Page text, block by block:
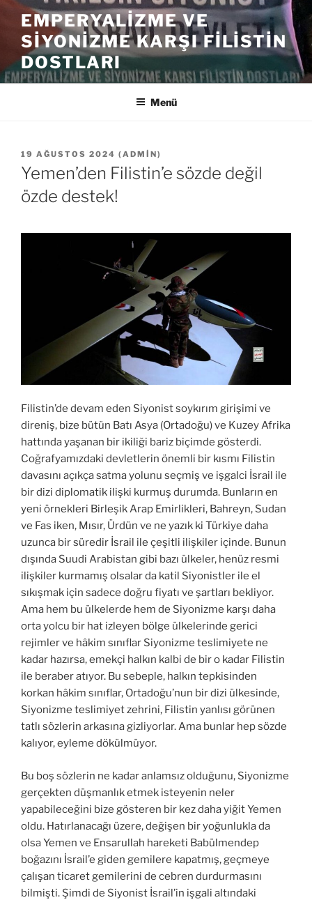
İçeriğe
EMPERYALIZME VE
SIYONIZME KARŞI FILISTIN
DOSTLARI
Menü
YAYIM
TARIHI
19 AĞUSTOS 2024 ( ADMIN)
Yemen’den Filistin’e sözde değil
özde destek!
Filistin’de devam eden Siyonist soykırım girişimi ve
direniş, bize bütün Batı Asya (Ortadoğu) ve Kuzey Afrika
hattında yaşanan bir ikiliği bariz biçimde gösterdi.
Coğrafyamızdaki devletlerin önemli bir kısmı Filistin
davasını açıkça satma yolunu seçmiş ve işgalci İsrail ile
bir dizi diplomatik ilişki kurmuş durumda. Bunların en
yeni örnekleri Birleşik Arap Emirlikleri, Bahreyn, Sudan
ve Fas iken, Mısır, Ürdün ve ne yazık ki Türkiye daha
uzunca bir süredir İsrail ile çeşitli ilişkiler içinde. Bunun
dışında Suudi Arabistan gibi bazı ülkeler, henüz resmi
ilişkiler kurmamış olsalar da katil Siyonistler ile el
sıkışmak için sadece doğru fiyatı ve şartları bekliyor.
Ama hem bu ülkelerde hem de Siyonizme karşı daha
orta yolcu bir hat izleyen bölge ülkelerinde gerici
rejimler ve hâkim sınıflar Siyonizme teslimiyete ne
kadar hazırsa, emekçi halkın kalbi de bir o kadar Filistin
ile beraber atıyor. Bu sebeple, halkın tepkisinden
korkan hâkim sınıflar, Ortadoğu’nun bir dizi ülkesinde,
Siyonizme teslimiyet zehrini, Filistin yanlısı görünen
tatlı sözlerin arkasına gizliyorlar. Ama bunlar hep sözde
kalıyor, eyleme dökülmüyor.
Bu boş sözlerin ne kadar anlamsız olduğunu, Siyonizme
gerçekten düşmanlık etmek isteyenin neler
yapabileceğini bize gösteren bir kez daha yiğit Yemen
oldu. Hatırlanacağı üzere, değişen bir yoğunlukla da
olsa Yemen ve Ensarullah hareketi Babülmendep
boğazını İsrail’e giden gemilere kapatmış, geçmeye
çalışan ticaret gemilerini de cebren durdurmasını
bilmişti. Şimdi de Siyonist İsrail’in işgali altındaki